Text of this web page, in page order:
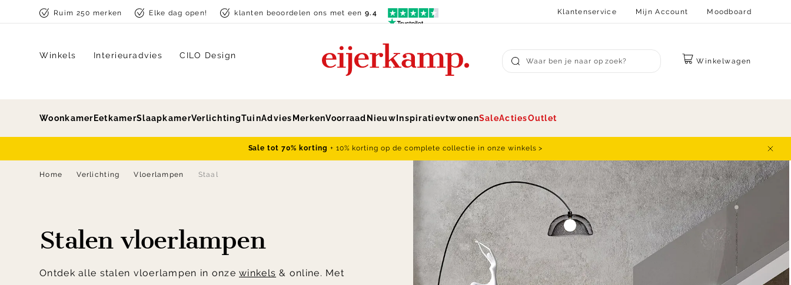
Skip to contentRuim 250 merken Elke dag open! klanten beoordelen ons met een9.4 Klantenservice Mijn Account Moodboard
Submit search
Winkelwagen
Winkels Interieuradvies CILO Design
Woonkamer EetkamerSlaapkamerVerlichtingTuinAdvies MerkenVoorraad Nieuw InspiratievtwonenSaleActiesOutlet
Sale tot 70% korting + 10% korting op de complete collectie in onze winkels >
Home Verlichting Vloerlampen Staal
Stalen vloerlampen
Ontdek alle stalen vloerlampen in onzewinkels & online. Met